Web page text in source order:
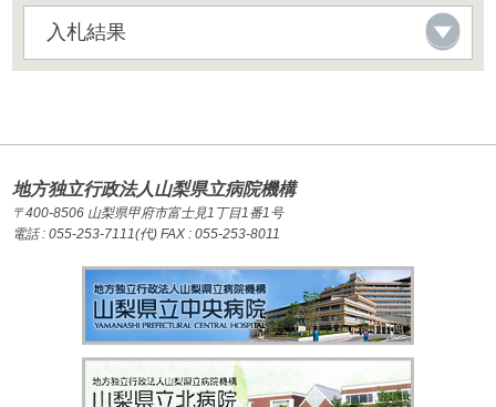
入札結果
地方独立行政法人山梨県立病院機構
〒400-8506 山梨県甲府市富士見1丁目1番1号
電話 : 055-253-7111(代) FAX : 055-253-8011